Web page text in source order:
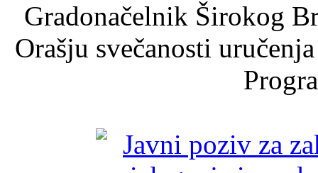
Gradonačelnik Širokog
Orašju svečanosti